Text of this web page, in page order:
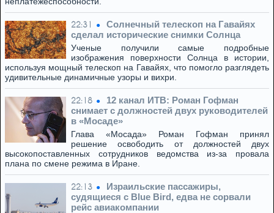
22:31
Солнечный телескоп на Гавайях
сделал исторические снимки Солнца
Ученые получили самые подробные
изображения поверхности Солнца в истории,
используя мощный телескоп на Гавайях, что помогло разглядеть
удивительные динамичные узоры и вихри.
22:18
12 канал ИТВ: Роман Гофман
снимает с должностей двух руководителей
в «Мосаде»
Глава «Мосада» Роман Гофман принял
решение освободить от должностей двух
высокопоставленных сотрудников ведомства из-за провала
плана по смене режима в Иране.
22:13
Израильские пассажиры,
судящиеся с Blue Bird, едва не сорвали
рейс авиакомпании